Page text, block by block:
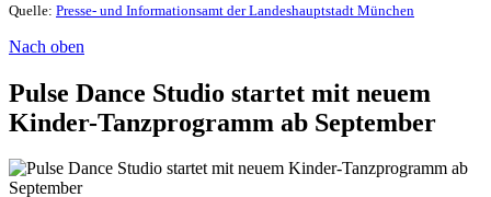
Quelle: Presse- und Informationsamt der Landeshauptstadt München
Nach oben
Pulse Dance Studio startet mit neuem
Kinder-Tanzprogramm ab September